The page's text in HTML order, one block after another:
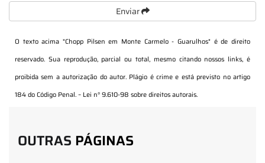
Enviar
O texto acima "Chopp Pilsen em Monte Carmelo - Guarulhos" é de direito
reservado. Sua reprodução, parcial ou total, mesmo citando nossos links, é
proibida sem a autorização do autor. Plágio é crime e está previsto no artigo
184 do Código Penal. – Lei n° 9.610-98 sobre direitos autorais.
OUTRAS PÁGINAS